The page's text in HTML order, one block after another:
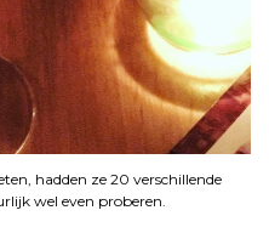
hadden ze 20 verschillende
wel even proberen.